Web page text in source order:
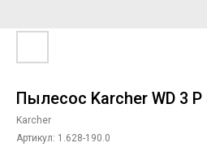
Пылесос Karcher WD 3
Karcher
Артикул: 1.628-190.0